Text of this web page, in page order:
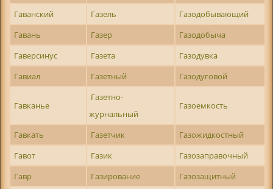
Гаванский
Газель
Газодобывающий
Гавань
Газер
Газодобыча
Гаверсинус
Газета
Газодувка
Гавиал
Газетный Газодуговой
Гавканье
Газетно-
журнальный
Газоемкость
Гавкать Газетчик
Газожидкостный
Гавот
Газик
Газозаправочный
Гавр
Газирование
Газозащитный